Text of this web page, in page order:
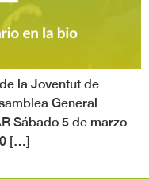
la Joventut de
General
Sábado 5 de marzo
[…]